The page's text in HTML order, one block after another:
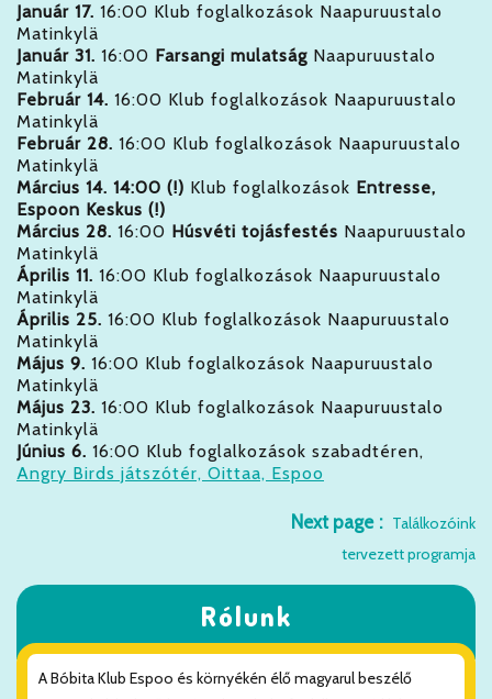
Január 17. 16:00 Klub foglalkozások Naapuruustalo
Matinkylä
Január 31. 16:00 Farsangi mulatság Naapuruustalo
Matinkylä
Február 14. 16:00 Klub foglalkozások Naapuruustalo
Matinkylä
Február 28. 16:00 Klub foglalkozások Naapuruustalo
Matinkylä
Március 14. 14:00 (!) Klub foglalkozások Entresse,
Espoon Keskus (!)
Március 28. 16:00 Húsvéti tojásfestés Naapuruustalo
Matinkylä
Április 11. 16:00 Klub foglalkozások Naapuruustalo
Matinkylä
Április 25. 16:00 Klub foglalkozások Naapuruustalo
Matinkylä
Május 9. 16:00 Klub foglalkozások Naapuruustalo
Matinkylä
Május 23. 16:00 Klub foglalkozások Naapuruustalo
Matinkylä
Június 6. 16:00 Klub foglalkozások szabadtéren,
Angry Birds játszótér, Oittaa, Espoo
Next page
Találkozóink
tervezett programja
Rólunk
A Bóbita Klub Espoo és környékén élő magyarul beszélő